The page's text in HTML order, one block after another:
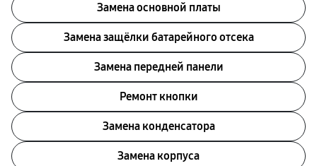
Замена основной платы
Замена защёлки батарейного отсека
Замена передней панели
Ремонт кнопки
Замена конденсатора
Замена корпуса